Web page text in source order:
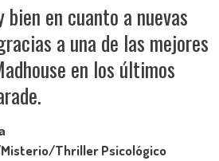
en cuanto a nuevas
a una de las mejores
en los últimos
Thriller Psicológico